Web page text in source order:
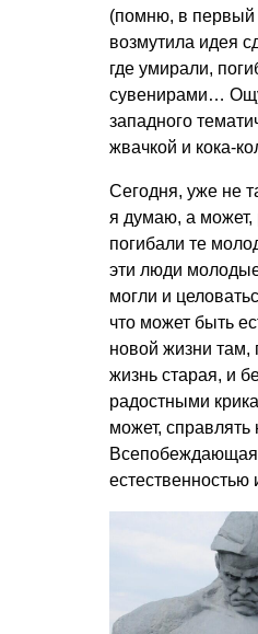
(помню, в первый
возмутила идея
где умирали,
сувенирами…
западного
жвачкой и кока-
Сегодня, уже не
я думаю, а может,
погибали те
эти люди
могли и
что может быть
новой жизни там,
жизнь старая, и
радостными
может,
Всепобеждающая
естественностью